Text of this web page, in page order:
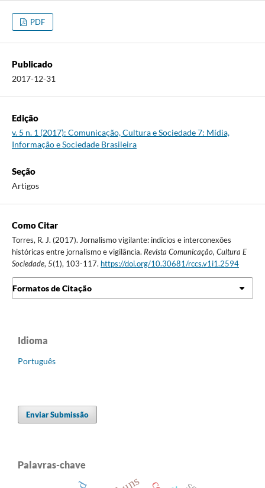
PDF
Publicado
2017-12-31
Edição
v. 5 n. 1 (2017): Comunicação, Cultura e Sociedade 7: Mídia,
Informação e Sociedade Brasileira
Seção
Artigos
Como Citar
Torres, R. J. (2017). Jornalismo vigilante: indícios e interconexões
históricas entre jornalismo e vigilância. Revista Comunicação, Cultura E
Sociedade, 5(1), 103-117. https://doi.org/10.30681/rccs.v1i1.2594
Formatos de Citação
Idioma
Português
Enviar Submissão
Palavras-chave